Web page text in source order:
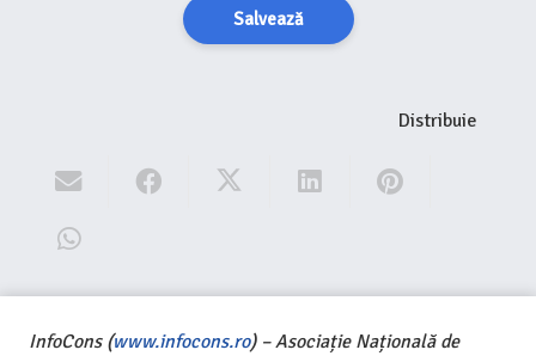
Salvează
Distribuie
InfoCons (www.infocons.ro) – Asociație Națională de